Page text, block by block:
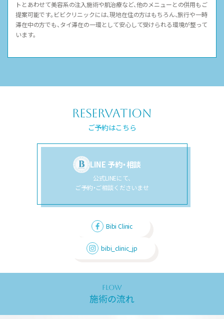
トとあわせて美容系の注入施術や肌治療など、他のメニューとの併用もご
提案可能です。ビビクリニックには、現地在住の方はもちろん、旅行や一時
滞在中の方でも、タイ滞在の一環として安心して受けられる環境が整って
います。
reservation
ご予約はこちら
LINE 予約・相談
公式LINEにて、
ご予約・ご相談くださいませ
Bibi Clinic
bibi_clinic_jp
FLOW
施術の流れ